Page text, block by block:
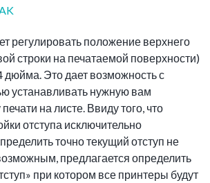
регулировать положение верхнего
строки на печатаемой поверхности)
дюйма. Это дает возможность с
устанавливать нужную вам
на листе. Ввиду того, что
отступа исключительно
точно текущий отступ не
предлагается определить
при котором все принтеры будут